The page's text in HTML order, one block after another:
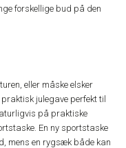
forskellige bud på den
eller måske elsker
julegave perfekt til
på praktiske
En ny sportstaske
mens en rygsæk både kan